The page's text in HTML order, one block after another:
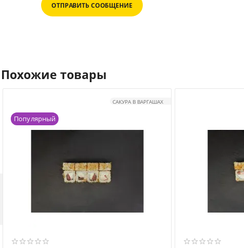
ОТПРАВИТЬ СООБЩЕНИЕ
Похожие товары
САКУРА В ВАРГАШАХ
Популярный